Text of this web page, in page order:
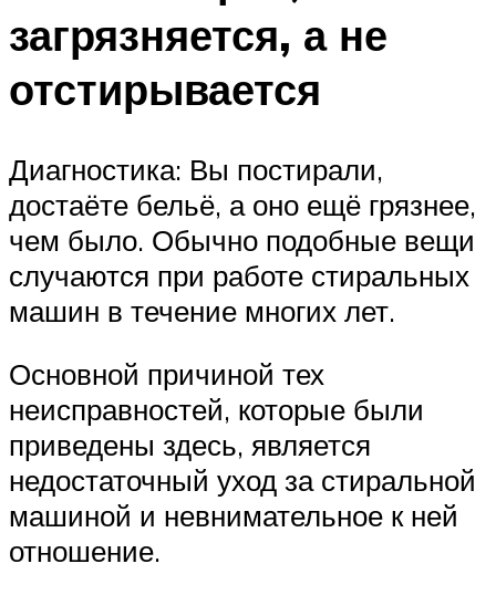
загрязняется, а не
отстирывается
Диагностика: Вы постирали,
достаёте бельё, а оно ещё грязнее,
чем было. Обычно подобные вещи
случаются при работе стиральных
машин в течение многих лет.
Основной причиной тех
неисправностей, которые были
приведены здесь, является
недостаточный уход за стиральной
машиной и невнимательное к ней
отношение.